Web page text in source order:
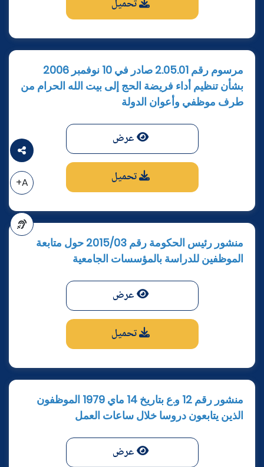
A+
تحميل
مرسوم رقم 2.05.01 صادر في 10 نوفمبر 2006
بشأن تنظيم أداء فريضة الحج إلى بيت الله الحرام من
طرف موظفي وأعوان الدولة
عرض
تحميل
منشور رئيس الحكومة رقم 2015/03 حول متابعة
الموظفين للدراسة بالمؤسسات الجامعية
عرض
تحميل
منشور رقم 12 و.ع بتاريخ 14 ماي 1979 الموظفون
الذين يتابعون دروسا خلال ساعات العمل
عرض